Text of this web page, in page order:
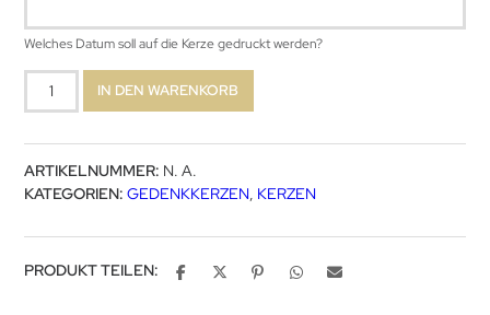
Welches Datum soll auf die Kerze gedruckt werden?
Olivenzweig
Menge
IN DEN WARENKORB
ARTIKELNUMMER: N. A.
KATEGORIEN: GEDENKKERZEN, KERZEN
PRODUKT TEILEN: